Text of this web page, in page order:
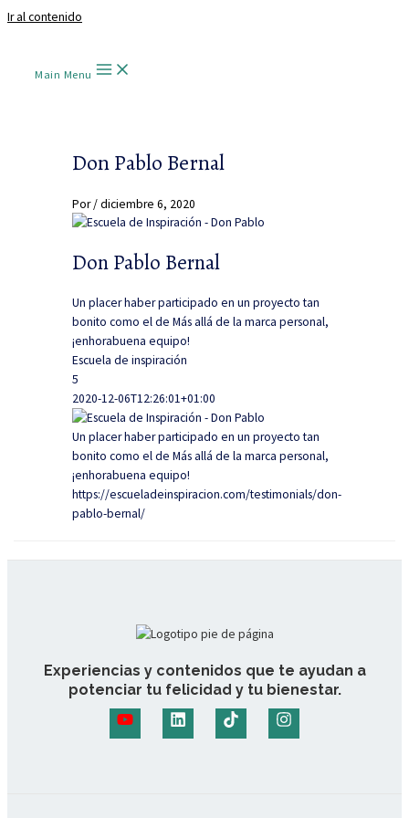
Ir al contenido
Main Menu
Don Pablo Bernal
Por/diciembre 6, 2020
Don Pablo Bernal
Un placer haber participado en un proyecto tan
bonito como el de Más allá de la marca personal,
¡enhorabuena equipo!
Escuela de inspiración
5
2020-12-06T12:26:01+01:00
Un placer haber participado en un proyecto tan
bonito como el de Más allá de la marca personal,
¡enhorabuena equipo!
https://escueladeinspiracion.com/testimonials/don-
pablo-bernal/
Experiencias y contenidos que te ayudan a
potenciar tu felicidad y tu bienestar.